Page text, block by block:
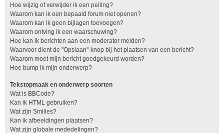
Hoe wijzig of verwijder ik een peiling?
Waarom kan ik een bepaald forum niet openen?
Waarom kan ik geen bijlagen toevoegen?
Waarom ontving ik een waarschuwing?
Hoe kan ik berichten aan een moderator melden?
Waarvoor dient de "Opslaan"-knop bij het plaatsen van een bericht?
Waarom moet mijn bericht goedgekeurd worden?
Hoe bump ik mijn onderwerp?
Tekstopmaak en onderwerp soorten
Wat is BBCode?
Kan ik HTML gebruiken?
Wat zijn Smilies?
Kan ik afbeeldingen plaatsen?
Wat zijn globale mededelingen?